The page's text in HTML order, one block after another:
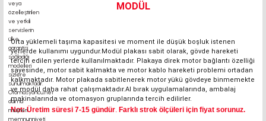
MODÜL
Orta yüklemeli taşıma kapasitesi ve moment ile düşük boşluk istenen
yerlerde kullanımı uygundur.Modül plakası sabit olarak, gövde hareketi
tercih edilen yerlerde kullanılmaktadır. Plakaya direk motor bağlantı özelliği
sayesinde, motor sabit kalmakta ve motor kablo hareketi problemi ortadan
kalkmaktadır. Motor plakada sabitlenerek motor yükü gövdeye binmemekte
ve modül daha rahat çalışmaktadır.Al bırak uygulamalarında, ambalaj
makinalarında ve otomasyon gruplarında tercih edilirler.
Not: Üretim süresi 7-15 gündür. Farklı strok ölçüleri için fiyat sorunuz.